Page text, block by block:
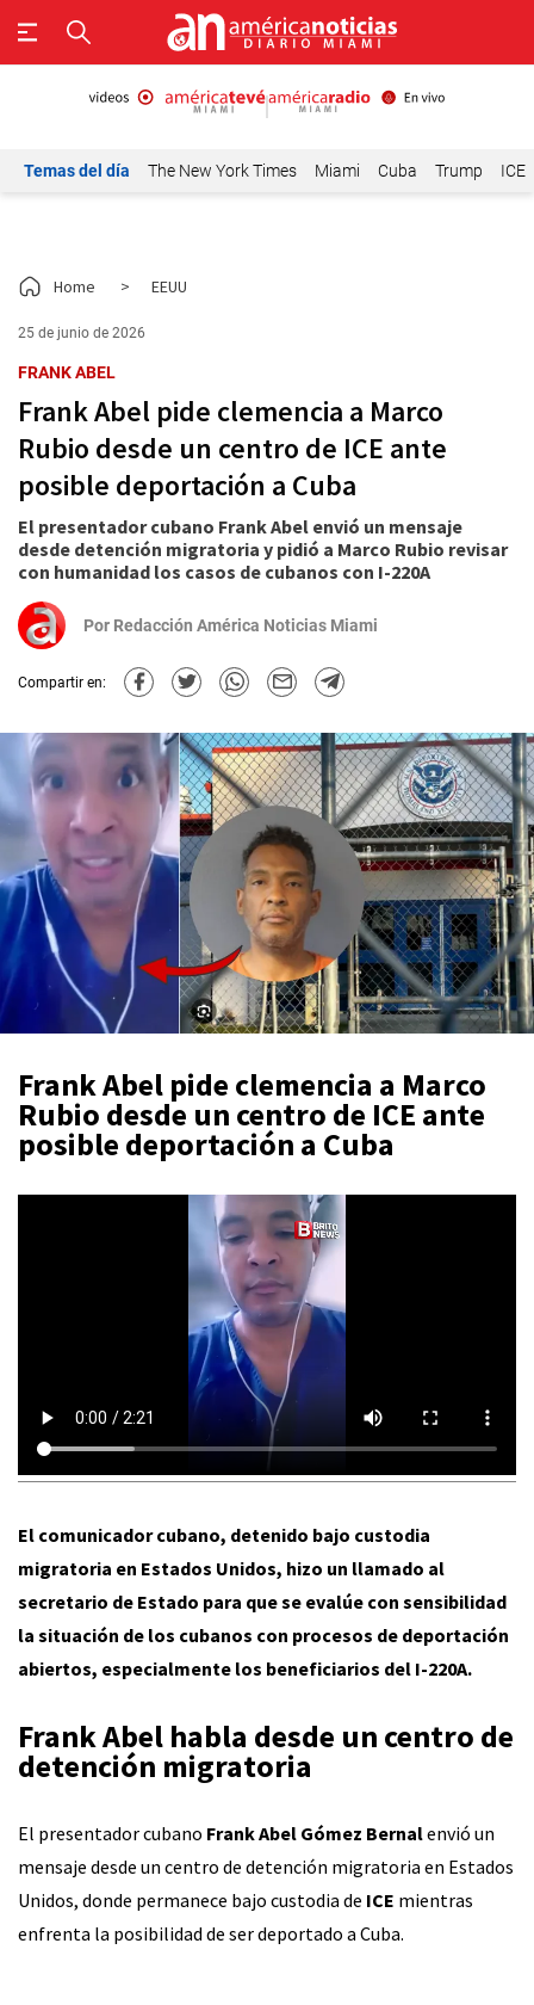
Temas del día The New York Times Miami Cuba Trump ICE
Home > EEUU
25 de junio de 2026
FRANK ABEL
Frank Abel pide clemencia a Marco
Rubio desde un centro de ICE ante
posible deportación a Cuba
El presentador cubano Frank Abel envió un mensaje
desde detención migratoria y pidió a Marco Rubio revisar
con humanidad los casos de cubanos con I-220A
Por Redacción América Noticias Miami
Compartir en:
Frank Abel pide clemencia a Marco
Rubio desde un centro de ICE ante
posible deportación a Cuba
El comunicador cubano, detenido bajo custodia
migratoria en Estados Unidos, hizo un llamado al
secretario de Estado para que se evalúe con sensibilidad
la situación de los cubanos con procesos de deportación
abiertos, especialmente los beneficiarios del I-220A.
Frank Abel habla desde un centro de
detención migratoria
El presentador cubano Frank Abel Gómez Bernalenvió un
mensaje desde un centro de detención migratoria en Estados
Unidos, donde permanece bajo custodia de ICE mientras
enfrenta la posibilidad de ser deportado a Cuba.